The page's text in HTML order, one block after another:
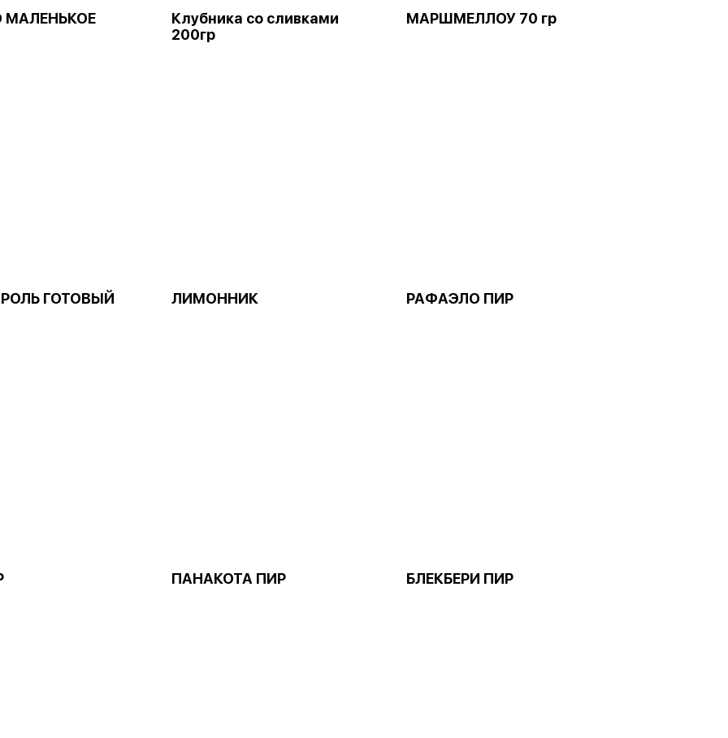
Клубника со сливками
200гр
МАРШМЕЛЛОУ 70 гр
ГОТОВЫЙ
ЛИМОННИК РАФАЭЛО ПИР
ПАНАКОТА ПИР БЛЕКБЕРИ ПИР